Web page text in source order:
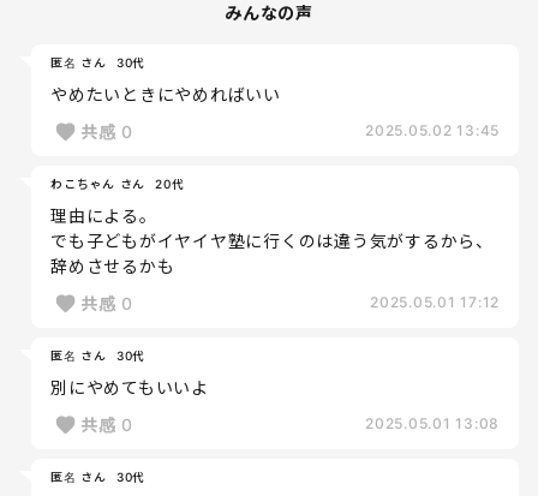
みんなの声
匿名 さん 30代
やめたいときにやめればいい
共感 0 2025.05.02 13:45
わこちゃん さん 20代
理由による。
でも子どもがイヤイヤ塾に行くのは違う気がするから、
辞めさせるかも
共感 0 2025.05.01 17:12
匿名 さん 30代
別にやめてもいいよ
共感 0 2025.05.01 13:08
匿名 さん 30代